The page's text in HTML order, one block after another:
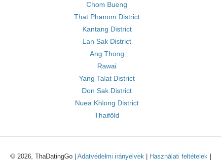
Chom Bueng
That Phanom District
Kantang District
Lan Sak District
Ang Thong
Rawai
Yang Talat District
Don Sak District
Nuea Khlong District
Thaiföld
© 2026, ThaDatingGo | Adatvédelmi irányelvek| Használati feltételek|